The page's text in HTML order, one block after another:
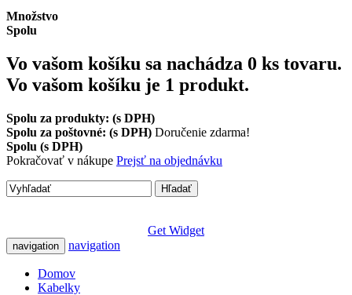
Množstvo
Spolu
Vo vašom košíku sa nachádza 0 ks tovaru.
Vo vašom košíku je 1 produkt.
Spolu za produkty: (s DPH)
Spolu za poštovné: (s DPH) Doručenie zdarma!
Spolu (s DPH)
Pokračovať v nákupe Prejsť na objednávku
Hľadať
Get Widget
navigation navigation
Domov
Kabelky